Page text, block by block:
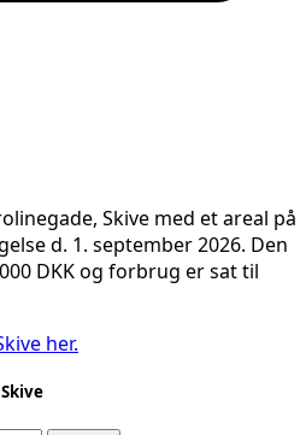
Skive med et areal på
d. 1. september 2026. Den
DKK og forbrug er sat til
her.